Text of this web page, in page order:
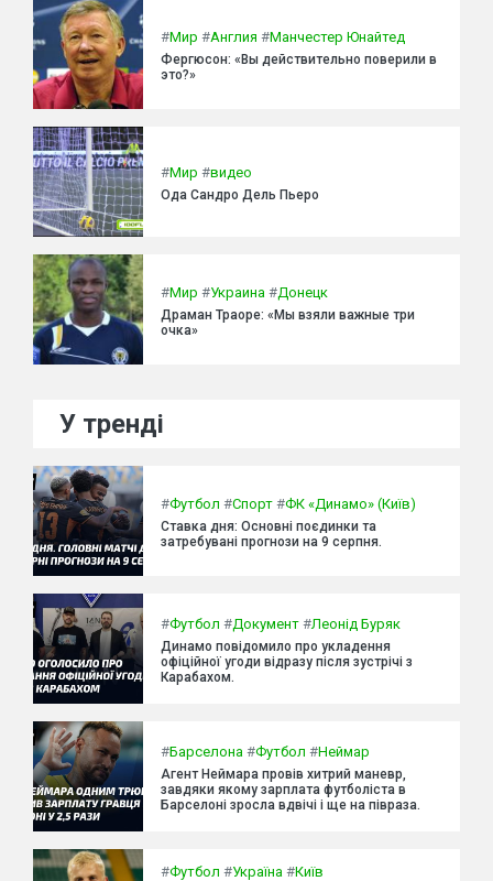
#Мир #Англия #Манчестер Юнайтед
Фергюсон: «Вы действительно поверили в
это?»
#Мир #видео
Ода Сандро Дель Пьеро
#Мир #Украина #Донецк
Драман Траоре: «Мы взяли важные три
очка»
У тренді
#Футбол #Спорт #ФК «Динамо» (Київ)
Ставка дня: Основні поєдинки та
затребувані прогнози на 9 серпня.
#Футбол #Документ #Леонід Буряк
Динамо повідомило про укладення
офіційної угоди відразу після зустрічі з
Карабахом.
#Барселона #Футбол #Неймар
Агент Неймара провів хитрий маневр,
завдяки якому зарплата футболіста в
Барселоні зросла вдвічі і ще на півраза.
#Футбол #Україна #Київ